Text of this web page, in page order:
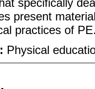
present
practices of
Physical